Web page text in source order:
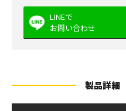
LINEで
お問い合わせ
製品詳細